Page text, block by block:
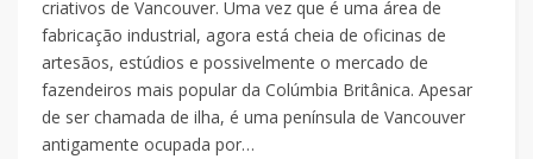
criativos de Vancouver. Uma vez que é uma área de
fabricação industrial, agora está cheia de oficinas de
artesãos, estúdios e possivelmente o mercado de
fazendeiros mais popular da Colúmbia Britânica. Apesar
de ser chamada de ilha, é uma península de Vancouver
antigamente ocupada por…